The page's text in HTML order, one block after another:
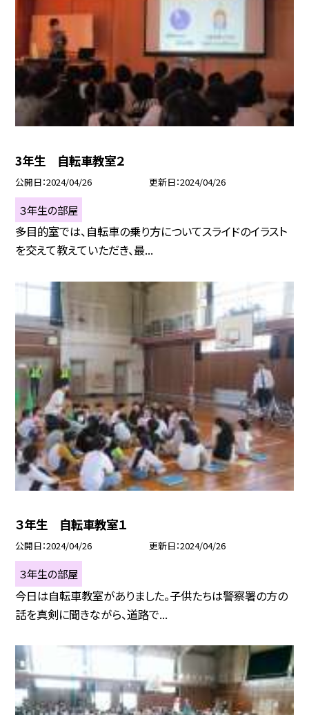
3年生 自転車教室２
公開日 2024/04/26 更新日 2024/04/26
３年生の部屋
多目的室では、自転車の乗り方についてスライドのイラスト
を交えて教えていただき、最...
３年生 自転車教室１
公開日 2024/04/26 更新日 2024/04/26
３年生の部屋
今日は自転車教室がありました。子供たちは警察署の方の
話を真剣に聞きながら、道路で...